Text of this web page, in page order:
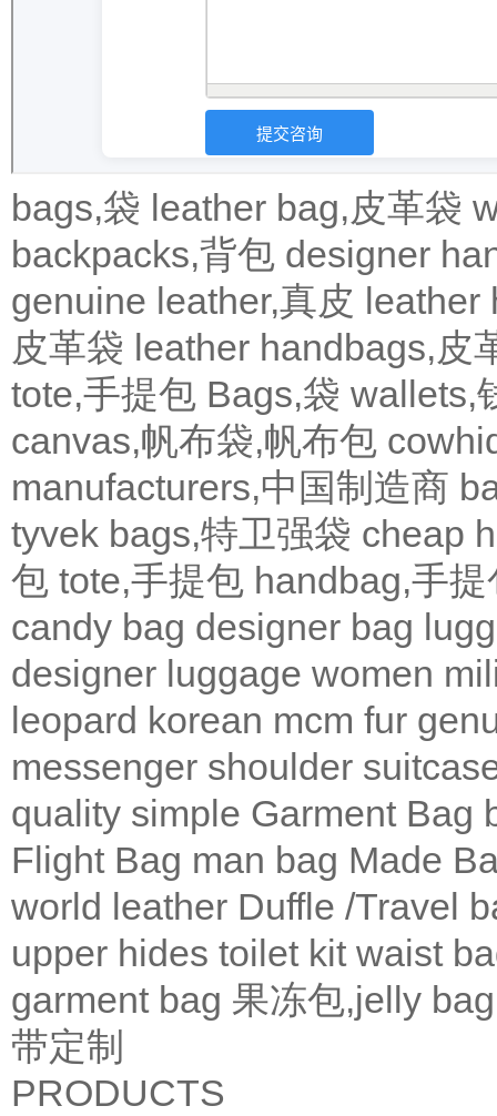
bags,袋 leather bag,皮革袋
backpacks,背包 designer
genuine leather,真皮 leather
皮革袋 leather handbags,皮
tote,手提包 Bags,袋 wallets,
canvas,帆布袋,帆布包
manufacturers,中国制造商
tyvek bags,特卫强袋 cheap
包 tote,手提包 handbag,手提
candy bag designer bag
designer luggage women
leopard korean mcm fur
messenger shoulder
quality simple Garment Bag
Flight Bag man bag Made
world leather Duffle /Travel
upper hides toilet kit waist
garment bag 果冻包,jelly bag
带定制
PRODUCTS